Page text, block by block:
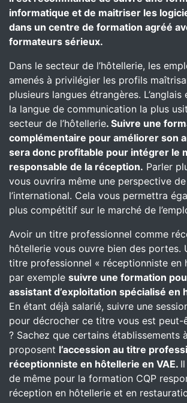
informatique et de maitriser les
dans un centre de formation agréé
formateurs sérieux.
Dans le secteur de l’hôtellerie, les
amenés à privilégier les profils
plusieurs langues étrangères.
la langue de communication la plus
secteur de l’hôtellerie. Suivre une
complémentaire pour améliorer son
sera donc profitable pour intégrer le
responsable de la réception. Parler
vous ouvrira même une perspective
l’international. Cela vous permettra
plus compétitif sur le marché de
Avoir un titre professionnel comme
hôtellerie vous ouvre bien des portes.
titre professionnel « réceptionniste en
par exemple suivre une formation
assistant d’exploitation spécialisé en
En étant déjà salarié, suivre une
pour décrocher ce titre vous est peut-
? Sachez que certains établissements
proposent l’accession au titre
réceptionniste en hôtellerie en VAE.
de même pour la formation CQP
réception en hôtellerie et en